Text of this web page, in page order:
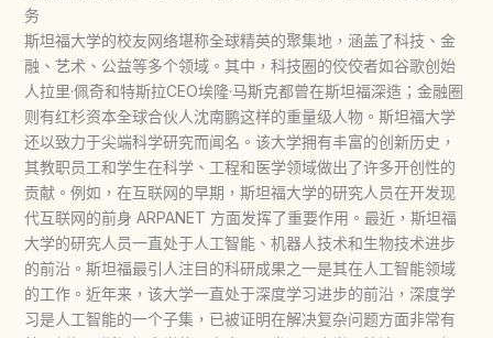
务
斯坦福大学的校友网络堪称全球精英的聚集地，涵盖了科技、金
融、艺术、公益等多个领域。其中，科技圈的佼佼者如谷歌创始
人拉里·佩奇和特斯拉CEO埃隆·马斯克都曾在斯坦福深造；金融圈
则有红杉资本全球合伙人沈南鹏这样的重量级人物。斯坦福大学
还以致力于尖端科学研究而闻名。该大学拥有丰富的创新历史，
其教职员工和学生在科学、工程和医学领域做出了许多开创性的
贡献。例如，在互联网的早期，斯坦福大学的研究人员在开发现
代互联网的前身 ARPANET 方面发挥了重要作用。最近，斯坦福
大学的研究人员一直处于人工智能、机器人技术和生物技术进步
的前沿。斯坦福最引人注目的科研成果之一是其在人工智能领域
的工作。近年来，该大学一直处于深度学习进步的前沿，深度学
习是人工智能的一个子集，已被证明在解决复杂问题方面非常有